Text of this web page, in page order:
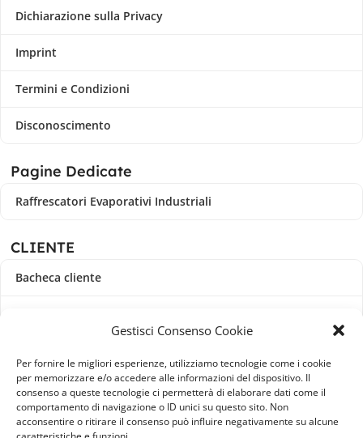
Gestisci Consenso Cookie
Per fornire le migliori esperienze, utilizziamo tecnologie come i cookie
per memorizzare e/o accedere alle informazioni del dispositivo. Il
consenso a queste tecnologie ci permetterà di elaborare dati come il
comportamento di navigazione o ID unici su questo sito. Non
acconsentire o ritirare il consenso può influire negativamente su alcune
Dichiarazione sulla Privacy
Imprint
Termini e Condizioni
Disconoscimento
Pagine Dedicate
Raffrescatori Evaporativi Industriali
CLIENTE
Bacheca cliente
Indirizzi
Metodi di pagamento